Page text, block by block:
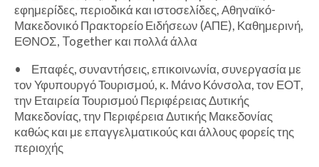
εφημερίδες, περιοδικά και ιστοσελίδες, Αθηναϊκό-
Μακεδονικό Πρακτορείο Ειδήσεων (ΑΠΕ), Καθημερινή,
ΕΘΝΟΣ, Together και πολλά άλλα
•
Επαφές, συναντήσεις, επικοινωνία, συνεργασία με
τον Υφυπουργό Τουρισμού, κ. Μάνο Κόνσολα, τον ΕΟΤ,
την Εταιρεία Τουρισμού Περιφέρειας Δυτικής
Μακεδονίας, την Περιφέρεια Δυτικής Μακεδονίας
καθώς και με επαγγελματικούς και άλλους φορείς της
περιοχής